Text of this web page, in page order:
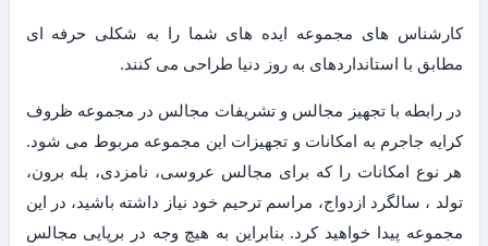
کارشناس های مجموعه ایده های شما را به شکلی حرفه ای
مطابق با استانداردهای به روز دنیا طراحی می کنند.
در رابطه با تجهیز مجالس و تشریفات مجالس در مجموعه ظروف
کرایه جاجرم به امکانات و تجهیزات این مجموعه مربوط می شود.
هر نوع امکانات را که برای مجالس عروسی، نامزدی، بله برون،
تولد ، سالگرد ازدواج، مراسم ترحیم خود نیاز داشته باشید، در این
مجموعه پیدا خواهید کرد. بنابراین به هیچ وجه در برپایی مجالس